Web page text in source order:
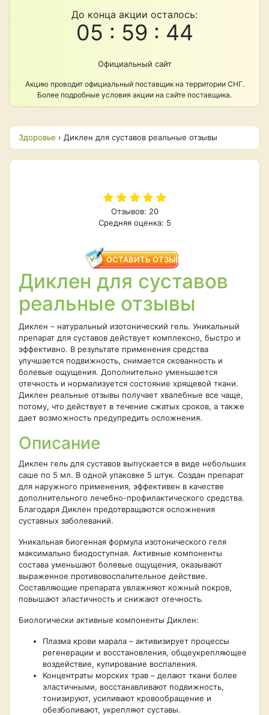
До конца акции осталось:
05 : 59 : 43
Официальный сайт
Акцию проводит официальный поставщик на территории СНГ.
Более подробные условия акции на сайте поставщика.
Здоровье › Диклен для суставов реальные отзывы
Отзывов: 20
Средняя оценка: 5
ОСТАВИТЬ ОТЗЫВ
Диклен для суставов
реальные отзывы
Диклен – натуральный изотонический гель. Уникальный
препарат для суставов действует комплексно, быстро и
эффективно. В результате применения средства
улучшается подвижность, снимается скованность и
болевые ощущения. Дополнительно уменьшается
отечность и нормализуется состояние хрящевой ткани.
Диклен реальные отзывы получает хвалебные все чаще,
потому, что действует в течение сжатых сроков, а также
дает возможность предупредить осложнения.
Описание
Диклен гель для суставов выпускается в виде небольших
саше по 5 мл. В одной упаковке 5 штук. Создан препарат
для наружного применения, эффективен в качестве
дополнительного лечебно-профилактического средства.
Благодаря Диклен предотвращаются осложнения
суставных заболеваний.
Уникальная биогенная формула изотонического геля
максимально биодоступная. Активные компоненты
состава уменьшают болевые ощущения, оказывают
выраженное противовоспалительное действие.
Составляющие препарата увлажняют кожный покров,
повышают эластичность и снижают отечность.
Биологически активные компоненты Диклен:
Плазма крови марала – активизирует процессы
регенерации и восстановления, общеукрепляющее
воздействие, купирование воспаления.
Концентраты морских трав – делают ткани более
эластичными, восстанавливают подвижность,
тонизируют, усиливают кровообращение и
обезболивают, укрепляют суставы.